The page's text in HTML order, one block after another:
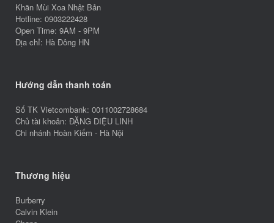
Khăn Mùi Xoa Nhật Bản
Hotline: 0903222428
Open Time: 9AM - 9PM
Địa chỉ: Hà Đông HN
Hướng dẫn thanh toán
Số TK Vietcombank: 0011002728684
Chủ tài khoản: ĐẶNG DIỆU LINH
Chi nhánh Hoàn Kiếm - Hà Nội
Thương hiệu
Burberry
Calvin Klein